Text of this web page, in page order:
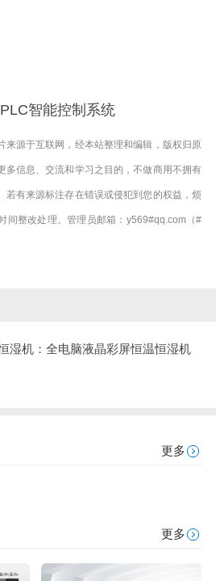
智能控制系统
来源于互联网，经本站整理和编辑，版权归原
多信息、交流和学习之目的，不做商用不拥有
若有来源标注存在错误或侵犯到您的权益，烦
间整改处理。管理员邮箱：y569#qq.com（#
湿机：全电脑液晶彩屏恒温恒湿机
更多
更多